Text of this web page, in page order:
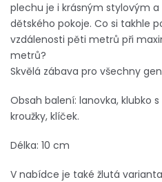
plechu je i krásným stylovým
dětského pokoje. Co si takhle
vzdálenosti pěti metrů při
metrů?
Skvělá zábava pro všechny
Obsah balení: lanovka, klubko
kroužky, klíček.
Délka: 10 cm
V nabídce je také žlutá